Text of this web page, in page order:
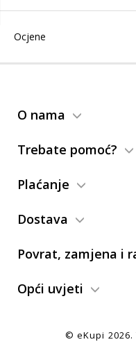
Ocjene
O nama
Trebate pomoć?
Plaćanje
Dostava
Povrat, zamjena i
Opći uvjeti
© eKupi 2026